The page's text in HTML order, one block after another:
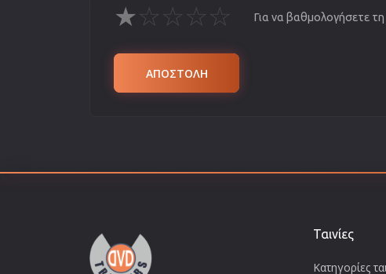
★☆☆☆☆ Για να βαθμολογήσετε τη
ΑΠΟΣΤΟΛΗ
Ταινίες
Κατηγορίες